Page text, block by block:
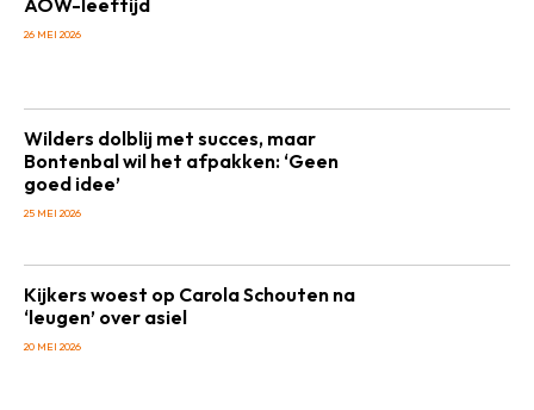
AOW-leeftijd
26 MEI 2026
Wilders dolblij met succes, maar
Bontenbal wil het afpakken: ‘Geen
goed idee’
25 MEI 2026
Kijkers woest op Carola Schouten na
‘leugen’ over asiel
20 MEI 2026